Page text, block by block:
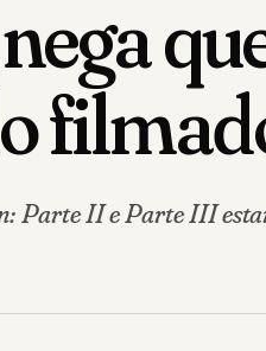
Parte II e Parte III